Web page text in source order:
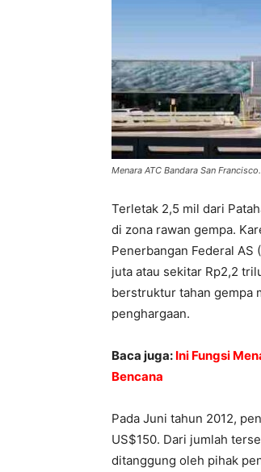
Menara ATC Bandara San
Terletak 2,5 mil dari
di zona rawan gempa.
Penerbangan Federal AS
juta atau sekitar Rp2,2
berstruktur tahan gempa
penghargaan.
Baca juga: Ini Fungsi
Bencana
Pada Juni tahun 2012,
US$150. Dari jumlah
ditanggung oleh pihak